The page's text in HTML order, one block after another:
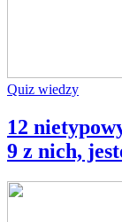
Quiz wiedzy
12
9 z nich,